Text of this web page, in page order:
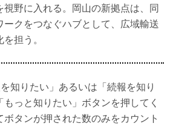
視野に入れる。岡山の新拠点は、同
クをつなぐハブとして、広域輸送
担う。
知りたい」あるいは「続報を知り
っと知りたい」ボタンを押してく
タンが押された数のみをカウント